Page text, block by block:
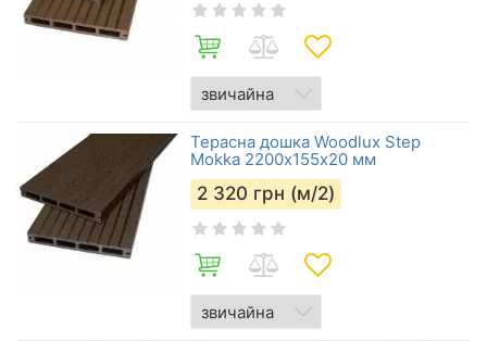
Терасна дошка Woodlux Step
Mokka 2200х155х20 мм
2 320 грн (м/2)